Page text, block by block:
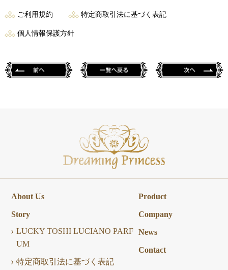
ご利用規約 特定商取引法に基づく表記
個人情報保護方針
About Us
Story
LUCKY TOSHI LUCIANO PARF
UM
特定商取引法に基づく表記
Product
Company
News
Contact